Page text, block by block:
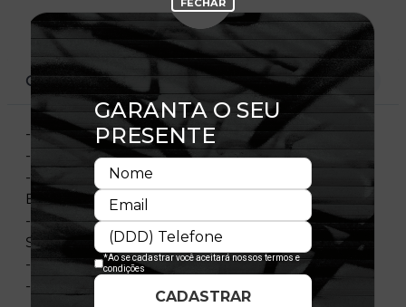
CARACTERÍSTICAS
- REF.: MBV22BON068
- STRAPBACK
- PAINEL FRONTAL COM ESTAMPA
EMBORRACHADA EM RELEVO
- ETIQUETA PERSONALIZADA APLICADA NO
STRAPBACK
- FLAG BORDADA
- SARJA